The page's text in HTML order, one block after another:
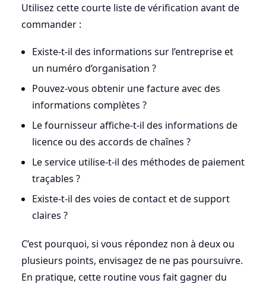
Utilisez cette courte liste de vérification avant de
commander :
Existe-t-il des informations sur l’entreprise et
un numéro d’organisation ?
Pouvez-vous obtenir une facture avec des
informations complètes ?
Le fournisseur affiche-t-il des informations de
licence ou des accords de chaînes ?
Le service utilise-t-il des méthodes de paiement
traçables ?
Existe-t-il des voies de contact et de support
claires ?
C’est pourquoi, si vous répondez non à deux ou
plusieurs points, envisagez de ne pas poursuivre.
En pratique, cette routine vous fait gagner du